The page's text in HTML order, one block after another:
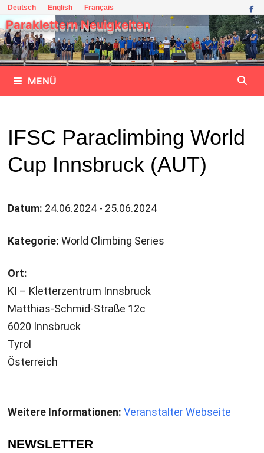
Zum
Inhalt
springen
Deutsch English Français
Paraklettern Neuigkeiten
MENÜ
IFSC Paraclimbing World
Cup Innsbruck (AUT)
Datum: 24.06.2024 - 25.06.2024
Kategorie: World Climbing Series
Ort:
KI – Kletterzentrum Innsbruck
Matthias-Schmid-Straße 12c
6020 Innsbruck
Tyrol
Österreich
Weitere Informationen: Veranstalter Webseite
NEWSLETTER